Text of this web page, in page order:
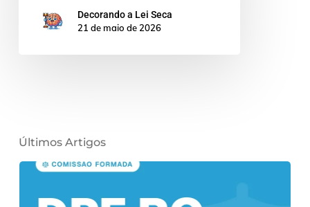
Decorando a Lei Seca
21 de maio de 2026
Últimos Artigos